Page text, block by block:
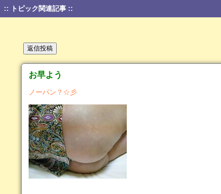
:: トピック関連記事 ::
お早よう
ノーパン？☆彡